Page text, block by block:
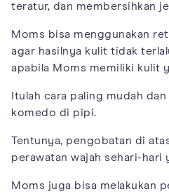
teratur, dan membersihkan
Moms bisa menggunakan
agar hasilnya kulit tidak
apabila Moms memiliki kulit
Itulah cara paling mudah
komedo di pipi.
Tentunya, pengobatan di
perawatan wajah sehari-hari
Moms juga bisa melakukan